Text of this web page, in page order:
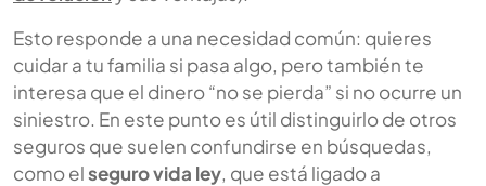
Esto responde a una necesidad común: quieres
cuidar a tu familia si pasa algo, pero también te
interesa que el dinero “no se pierda” si no ocurre un
siniestro. En este punto es útil distinguirlo de otros
seguros que suelen confundirse en búsquedas,
como elseguro vida ley, que está ligado a